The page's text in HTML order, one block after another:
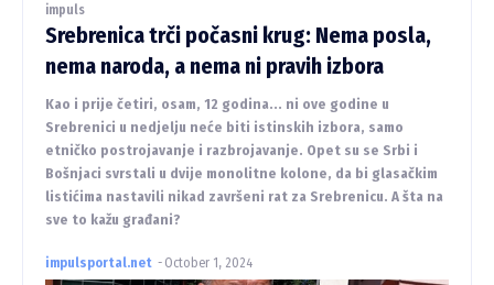
impuls
Srebrenica trči počasni krug: Nema posla,
nema naroda, a nema ni pravih izbora
Kao i prije četiri, osam, 12 godina... ni ove godine u
Srebrenici u nedjelju neće biti istinskih izbora, samo
etničko postrojavanje i razbrojavanje. Opet su se Srbi i
Bošnjaci svrstali u dvije monolitne kolone, da bi glasačkim
listićima nastavili nikad završeni rat za Srebrenicu. A šta na
sve to kažu građani?
impulsportal.net - October 1, 2024